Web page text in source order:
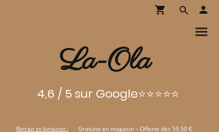
La-Ola
4,6 / 5 sur Google⭐⭐⭐⭐⭐
Retrait et livraison :
Gratuite en magasin – Offerte dès 59,50 €